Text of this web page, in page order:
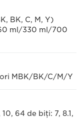
BK, C, M, Y)
ml/330 ml/700
MBK/BK/C/M/Y
64 de biţi: 7, 8.1,